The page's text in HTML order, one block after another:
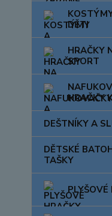
DĚTI
HRAČKY
SPORT
HRAČKY
DEŠTNÍKY A
DĚTSKÉ
TAŠKY
PLYŠOVÉ